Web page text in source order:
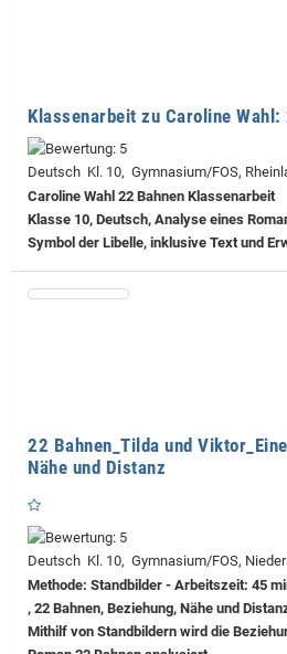
Klassenarbeit zu Caroline Wahl:
Deutsch Kl. 10, Gymnasium/FOS,
Caroline Wahl 22 Bahnen Klassenarbeit
Klasse 10, Deutsch, Analyse eines
Symbol der Libelle, inklusive Text und
22 Bahnen_Tilda und
Nähe und Distanz
Deutsch Kl. 10, Gymnasium/FOS,
Methode: Standbilder - Arbeitszeit: 45
, 22 Bahnen, Beziehung, Nähe und
Mithilf von Standbildern wird die